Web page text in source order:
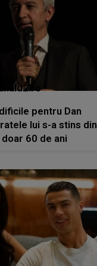
pentru Dan
lui s-a stins din
60 de ani